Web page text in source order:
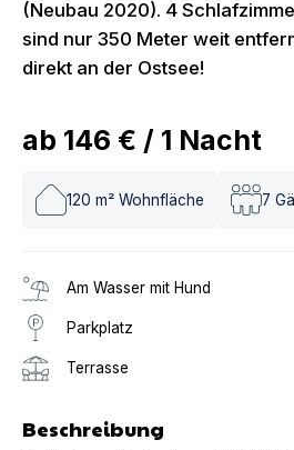
(Neubau 2020). 4
sind nur 350 Meter weit
direkt an der Ostsee!
ab 146 € / 1 Nacht
120 m² Wohnfläche 7
Am Wasser mit Hund
Parkplatz
Terrasse
Beschreibung